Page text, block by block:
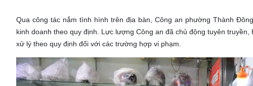
Qua công tác nắm tình hình trên địa bàn, Công an phường Thành
kinh doanh theo quy định. Lực lượng Công an đã chủ động tuyên
xử lý theo quy định đối với các trường hợp vi phạm.